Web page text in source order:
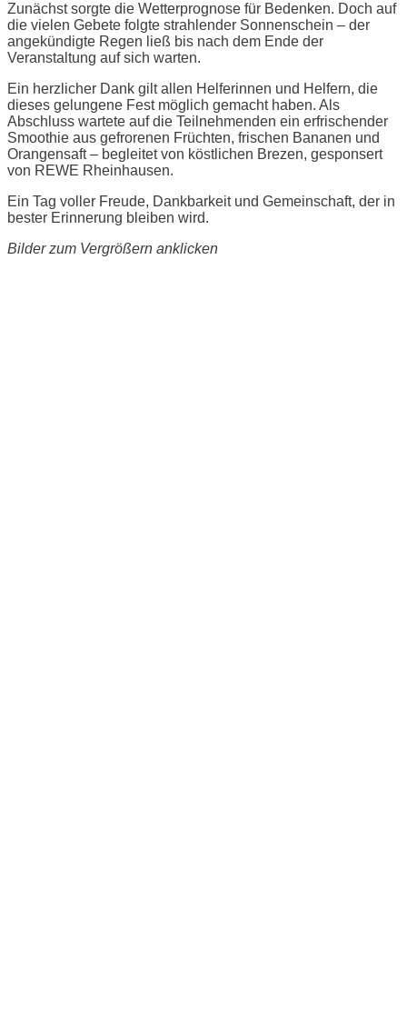
Zunächst sorgte die Wetterprognose für Bedenken. Doch auf
die vielen Gebete folgte strahlender Sonnenschein – der
angekündigte Regen ließ bis nach dem Ende der
Veranstaltung auf sich warten.
Ein herzlicher Dank gilt allen Helferinnen und Helfern, die
dieses gelungene Fest möglich gemacht haben. Als
Abschluss wartete auf die Teilnehmenden ein erfrischender
Smoothie aus gefrorenen Früchten, frischen Bananen und
Orangensaft – begleitet von köstlichen Brezen, gesponsert
von REWE Rheinhausen.
Ein Tag voller Freude, Dankbarkeit und Gemeinschaft, der in
bester Erinnerung bleiben wird.
Bilder zum Vergrößern anklicken